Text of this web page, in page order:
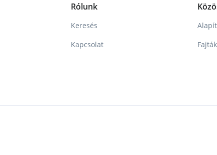
Rólunk
Keresés
Kapcsolat
Fajták